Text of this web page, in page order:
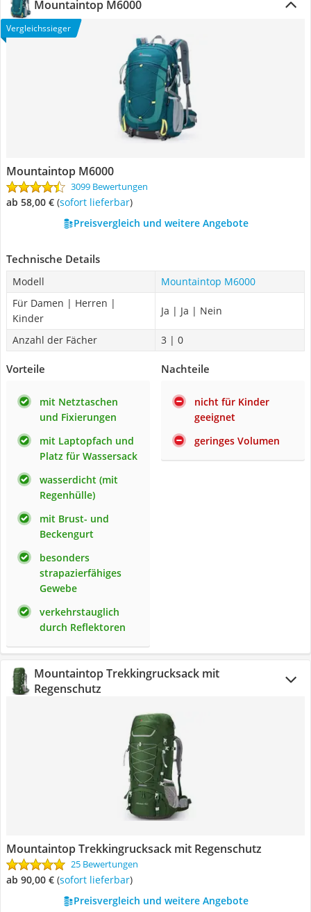
Mountaintop M6000
Vergleichssieger
Mountaintop M6000
3099 Bewertungen
ab 58,00 € ( Sofort lieferbar)
Preisvergleich und weitere Angebote
Technische Details
Modell
Mountaintop M6000
Für Damen | Herren |
Kinder
Ja | Ja | Nein
Anzahl der Fächer 3 | 0
Vorteile
mit Netztaschen
und Fixierungen
mit Laptopfach und
Platz für Wassersack
wasserdicht (mit
Regenhülle)
mit Brust- und
Beckengurt
besonders
strapazierfähiges
Gewebe
verkehrstauglich
durch Reflektoren
Nachteile
nicht für Kinder
geeignet
geringes Volumen
Mountaintop Trekkingrucksack mit
Regenschutz
Mountaintop Trekkingrucksack mit Regenschutz
25 Bewertungen
ab 90,00 € ( Sofort lieferbar)
Preisvergleich und weitere Angebote